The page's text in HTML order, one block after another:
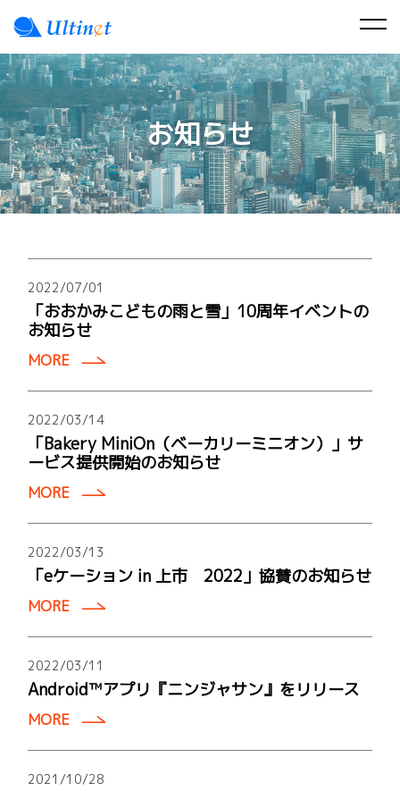
お知らせ
2022/07/01
「おおかみこどもの雨と雪」10周年イベントの
お知らせ
MORE
2022/03/14
「Bakery MiniOn（ベーカリーミニオン）」サ
ービス提供開始のお知らせ
MORE
2022/03/13
「eケーション in 上市 2022」協賛のお知らせ
MORE
2022/03/11
Android™アプリ『ニンジャサン』をリリース
MORE
2021/10/28